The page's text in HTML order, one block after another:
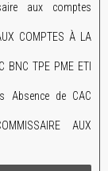
aux comptes
COMPTES À LA
BNC TPE PME ETI
Absence de CAC
AUX